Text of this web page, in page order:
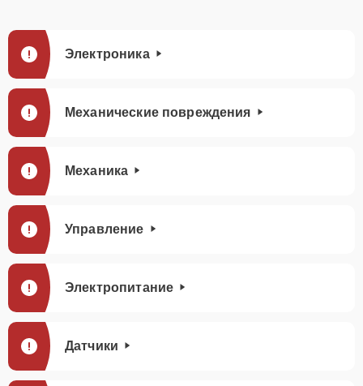
Электроника
Механические повреждения
Механика
Управление
Электропитание
Датчики